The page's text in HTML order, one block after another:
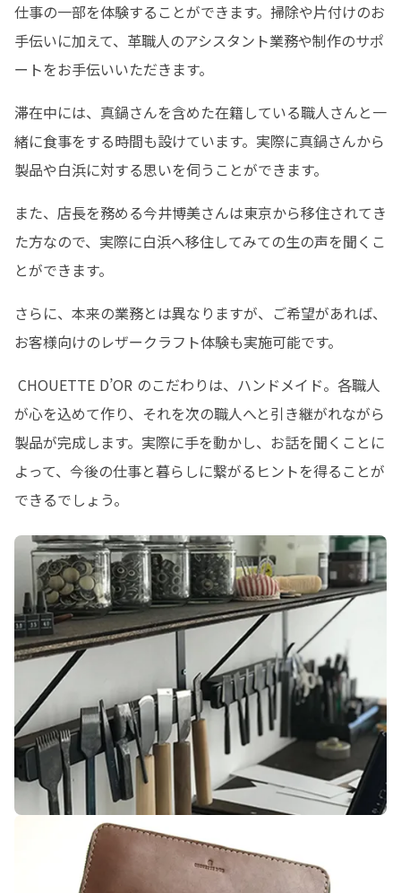
仕事の一部を体験することができます。掃除や片付けのお
手伝いに加えて、革職人のアシスタント業務や制作のサポ
ートをお手伝いいただきます。
滞在中には、真鍋さんを含めた在籍している職人さんと一
緒に食事をする時間も設けています。実際に真鍋さんから
製品や白浜に対する思いを伺うことができます。
また、店長を務める今井博美さんは東京から移住されてき
た方なので、実際に白浜へ移住してみての生の声を聞くこ
とができます。
さらに、本来の業務とは異なりますが、ご希望があれば、
お客様向けのレザークラフト体験も実施可能です。
が心を込めて作り、それを次の職人へと引き継がれながら
製品が完成します。実際に手を動かし、お話を聞くことに
よって、今後の仕事と暮らしに繋がるヒントを得ることが
できるでしょう。